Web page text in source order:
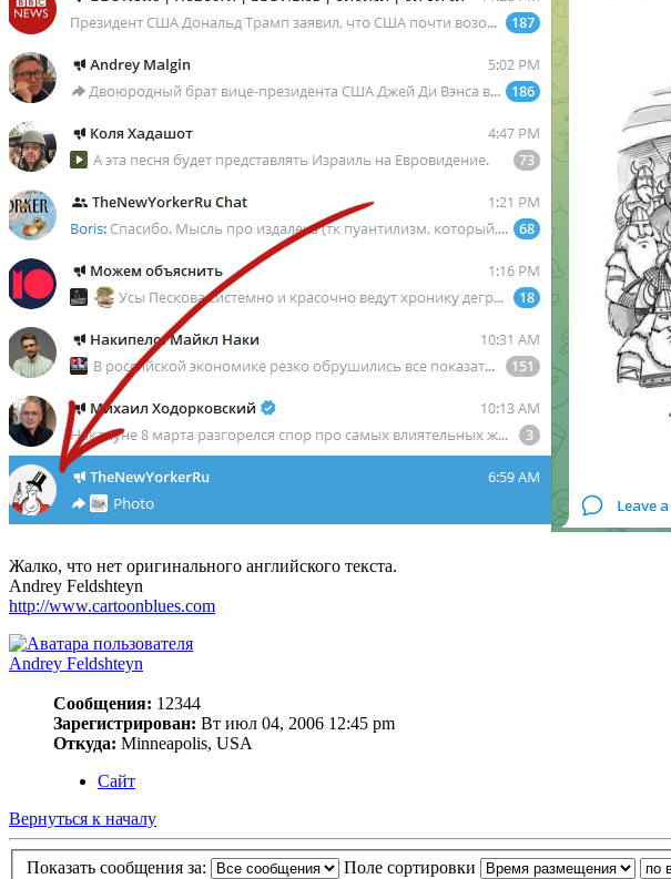
Жалко, что нет оригинального английского текста.
Andrey Feldshteyn
http://www.cartoonblues.com
Andrey Feldshteyn
Сообщения: 12344
Зарегистрирован: Вт июл 04, 2006 12:45 pm
Откуда: Minneapolis, USA
Сайт
Вернуться к началу
Показать сообщения за: Поле сортировки